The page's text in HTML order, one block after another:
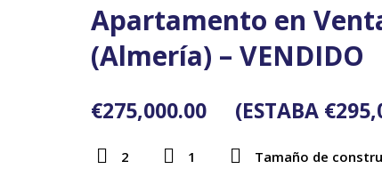
Apartamento en
(Almería) – VENDIDO
€275,000.00 (ESTABA €
2 1 Tamaño de